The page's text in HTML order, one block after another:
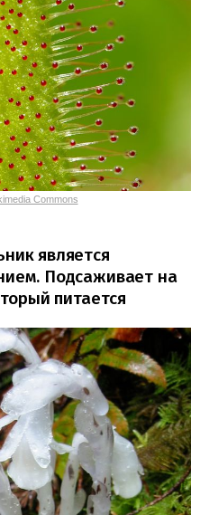
Commons
является
Подсаживает на
питается